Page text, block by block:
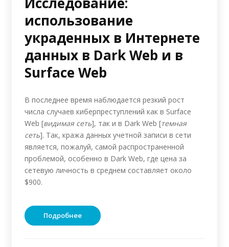
использование
украденных в Интернете
данных в Dark Web и в
Surface Web
В последнее время наблюдается резкий рост
числа случаев киберпреступлений как в Surface
Web [видимая сеть], так и в Dark Web [темная
сеть]. Так, кража данных учетной записи в сети
является, пожалуй, самой распространенной
проблемой, особенно в Dark Web, где цена за
сетевую личность в среднем составляет около
$900.
Подробнее